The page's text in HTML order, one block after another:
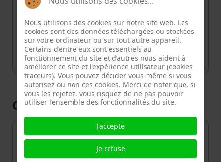
Le Picoulet, 59, Rue de la Fontaine au
11e Arrondissement, Paris, Île-de-
France, France métropolitaine, 75011
Carte
+
Nous utilisons des cookies sur notre site web. Les
cookies sont des données téléchargées ou stockées
sur votre ordinateur ou sur tout autre appareil.
Certains d’entre eux sont essentiels au
fonctionnement du site et d’autres nous aident à
améliorer ce site et l’expérience utilisateur (cookies
traceurs). Vous pouvez décider vous-même si vous
autorisez ou non ces cookies. Merci de noter que, si
vous les rejetez, vous risquez de ne pas pouvoir
utiliser l’ensemble des fonctionnalités du site.
J'accepte
Je refuse